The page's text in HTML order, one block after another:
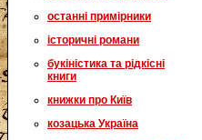
останні примірники
історичні романи
букіністика та рідкісні
книги
книжки про Київ
козацька Україна